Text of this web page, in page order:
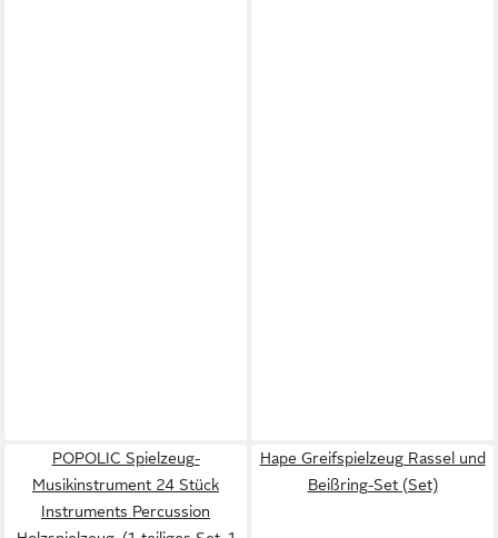
POPOLIC Spielzeug-
Musikinstrument 24 Stück
Instruments Percussion
Hape Greifspielzeug Rassel und
Beißring-Set (Set)